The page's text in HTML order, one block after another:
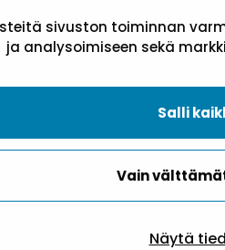
sivuston toiminnan
ja analysoimiseen sekä
Vain
Salli
Näytä